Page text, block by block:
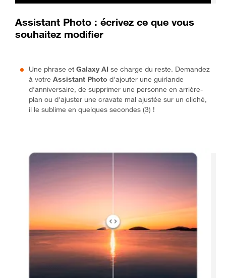
Assistant Photo : écrivez ce que vous
souhaitez modifier
Une phrase et Galaxy AI se charge du reste. Demandez
à votre Assistant Photo d'ajouter une guirlande
d’anniversaire, de supprimer une personne en arrière-
plan ou d'ajuster une cravate mal ajustée sur un cliché,
il le sublime en quelques secondes (3) !